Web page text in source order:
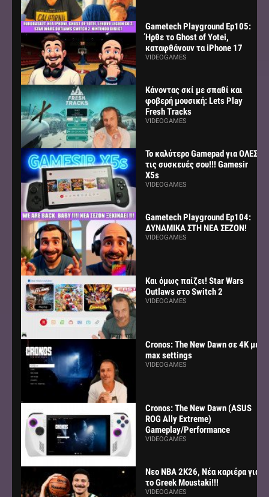
Gametech Playground Ep105:
Ήρθε το Ghost of Yotei,
καταφθάνουν τα iPhone 17
VIDEOGAMES
Κάνοντας σκί με σπαθί και
φοβερή μουσική: Lets Play
Fresh Tracks
VIDEOGAMES
Το καλύτερο Gamepad για ΟΛΕΣ
τις συσκευές σου!!! Gamesir
X5s
VIDEOGAMES
Gametech Playground Ep104:
ΔΥΝΑΜΙΚΑ ΣΤΗ ΝΕΑ ΣΕΖΟΝ!
VIDEOGAMES
Και όμως παίζει! Star Wars
Outlaws στο Switch 2
VIDEOGAMES
Cronos: The New Dawn σε 4K με
max settings
VIDEOGAMES
Cronos: The New Dawn (ASUS
ROG Ally Extreme)
Gameplay/Performance
VIDEOGAMES
Νεο NBA 2K26, Νέα καριέρα για
το Greek Moustaki!!!
VIDEOGAMES